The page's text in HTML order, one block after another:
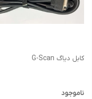
کابل دیاگ G-Scan
ناموجود